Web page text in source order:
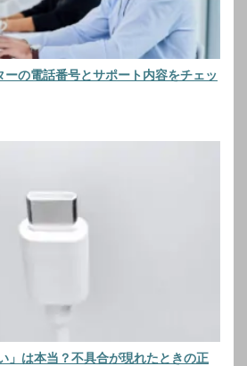
の電話番号とサポート内容をチェッ
」は本当？不具合が現れたときの正